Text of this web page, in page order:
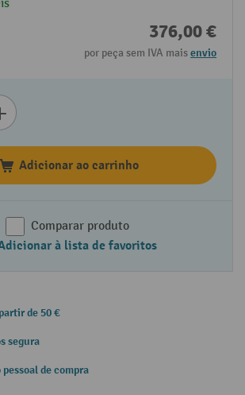
376,00 €
por peça sem IVA maisenvio
Adicionar ao carrinho
Comparar produto
à lista de favoritos
de 50 €
segura
de compra